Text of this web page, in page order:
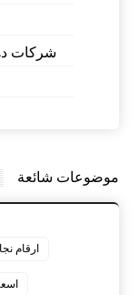
شركات
موضوعات شائعة
ارقام